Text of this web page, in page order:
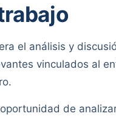
el análisis y
vinculados al
de